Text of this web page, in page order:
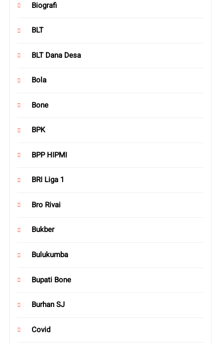
Biografi
BLT
BLT Dana Desa
Bola
Bone
BPK
BPP HIPMI
BRI Liga 1
Bro Rivai
Bukber
Bulukumba
Bupati Bone
Burhan SJ
Covid